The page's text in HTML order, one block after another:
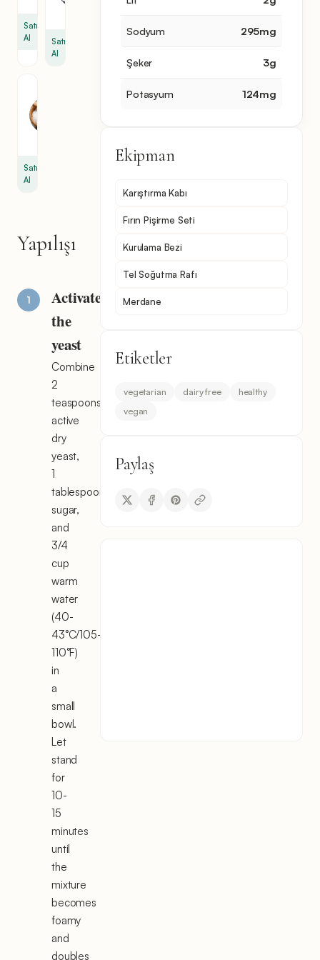
Satın
Al
Satın
Al
Satın
Al
Yapılışı
Activate
the
yeast
Combine
2
teaspoons
active
dry
yeast,
1
tablespoon
sugar,
and
3/4
cup
warm
water
(40-
43°C/105-
110°F)
in
a
small
bowl.
Let
stand
for
10-
15
minutes
until
the
mixture
becomes
foamy
and
doubles
Sodyum 295mg
Şeker 3g
Potasyum 124mg
Ekipman
Karıştırma Kabı
Fırın Pişirme Seti
Kurulama Bezi
Tel Soğutma Rafı
Merdane
Etiketler
vegetarian dairy free
healthy
vegan
Paylaş